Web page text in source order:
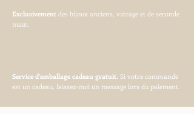
Exclusivement des bijoux anciens, vintage et de seconde
main.
Service d’emballage cadeau gratuit. Si votre commande
est un cadeau, laissez-moi un message lors du paiement.